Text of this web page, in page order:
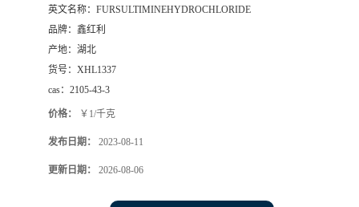
英文名称： FURSULTIMINEHYDROCHLORIDE
品牌： 鑫红利
产地： 湖北
货号： XHL1337
cas： 2105-43-3
价格： ￥1/千克
发布日期： 2023-08-11
更新日期： 2026-08-06